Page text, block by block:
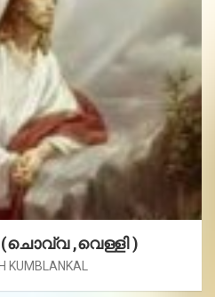
,വെള്ളി )
KUMBLANKAL